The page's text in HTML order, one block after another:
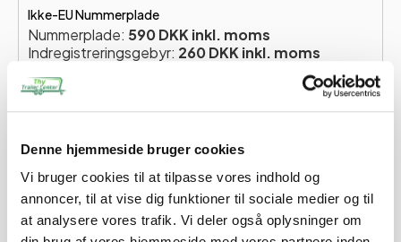
Denne hjemmeside bruger cookies
Vi bruger cookies til at tilpasse vores indhold og
annoncer, til at vise dig funktioner til sociale medier og til
at analysere vores trafik. Vi deler også oplysninger om
Ikke-EU Nummerplade
Nummerplade: 590 DKK inkl. moms
Indregistreringsgebyr: 260 DKK inkl. moms
Totalpris for nummerplade:850 DKK
Når du køber en trailer hos os, vil du modtage en e-mail,
hvor vi beder dig om at oplyse navn, adresse og CPR-
nummer. Disse oplysninger er nødvendige for at kunne